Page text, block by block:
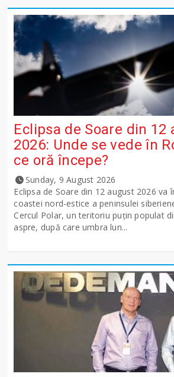
Eclipsa de Soare din 12
2026: Unde se vede în
ce oră începe?
Sunday, 9 August 2026
Eclipsa de Soare din 12 august 2026 va
coastei nord-estice a peninsulei
Cercul Polar, un teritoriu puțin populat
aspre, după care umbra lun...